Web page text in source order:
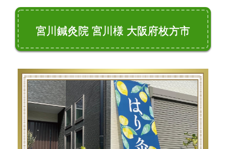
宮川鍼灸院 宮川様 大阪府枚方市